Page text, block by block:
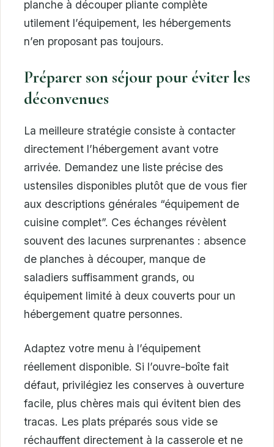
planche à découper pliante complète
utilement l’équipement, les hébergements
n’en proposant pas toujours.
Préparer son séjour pour éviter les
déconvenues
La meilleure stratégie consiste à contacter
directement l’hébergement avant votre
arrivée. Demandez une liste précise des
ustensiles disponibles plutôt que de vous fier
aux descriptions générales “équipement de
cuisine complet”. Ces échanges révèlent
souvent des lacunes surprenantes : absence
de planches à découper, manque de
saladiers suffisamment grands, ou
équipement limité à deux couverts pour un
hébergement quatre personnes.
Adaptez votre menu à l’équipement
réellement disponible. Si l’ouvre-boîte fait
défaut, privilégiez les conserves à ouverture
facile, plus chères mais qui évitent bien des
tracas. Les plats préparés sous vide se
réchauffent directement à la casserole et ne